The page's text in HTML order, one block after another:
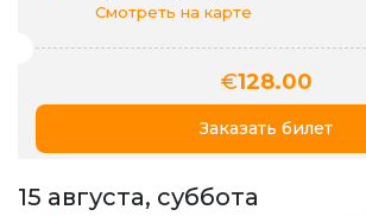
Смотреть на карте
€128.00
Заказать билет
15 августа, суббота